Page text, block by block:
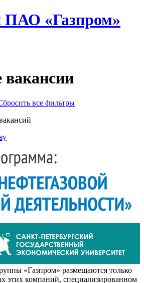
все фильтры
«Газпром» размещаются только
этих компаний, специализированном